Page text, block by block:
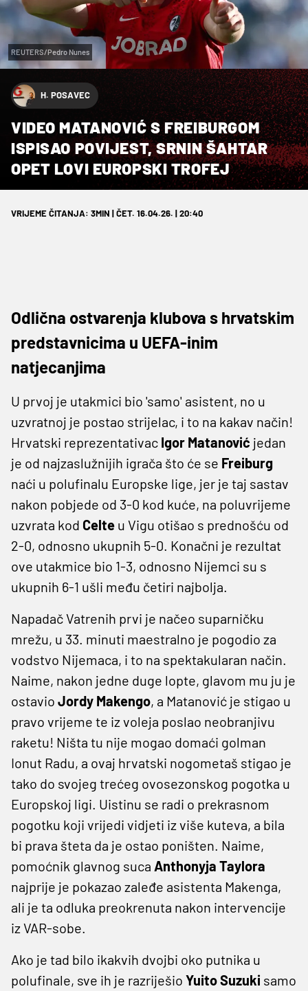
REUTERS/Pedro Nunes
H. POSAVEC
VIDEO MATANOVIĆ S FREIBURGOM
ISPISAO POVIJEST, SRNIN ŠAHTAR
OPET LOVI EUROPSKI TROFEJ
VRIJEME ČITANJA: 3MIN | ČET. 16.04.26. | 20:40
Odlična ostvarenja klubova s hrvatskim
predstavnicima u UEFA-inim
natjecanjima
U prvoj je utakmici bio 'samo' asistent, no u
uzvratnoj je postao strijelac, i to na kakav način!
Hrvatski reprezentativac Igor Matanović jedan
je od najzaslužnijih igrača što će se Freiburg
naći u polufinalu Europske lige, jer je taj sastav
nakon pobjede od 3-0 kod kuće, na poluvrijeme
uzvrata kod Celte u Vigu otišao s prednošću od
2-0, odnosno ukupnih 5-0. Konačni je rezultat
ove utakmice bio 1-3, odnosno Nijemci su s
ukupnih 6-1 ušli među četiri najbolja.
Napadač Vatrenih prvi je načeo suparničku
mrežu, u 33. minuti maestralno je pogodio za
vodstvo Nijemaca, i to na spektakularan način.
Naime, nakon jedne duge lopte, glavom mu ju je
ostavio Jordy Makengo, a Matanović je stigao u
pravo vrijeme te iz voleja poslao neobranjivu
raketu! Ništa tu nije mogao domaći golman
Ionut Radu, a ovaj hrvatski nogometaš stigao je
tako do svojeg trećeg ovosezonskog pogotka u
Europskoj ligi. Uistinu se radi o prekrasnom
pogotku koji vrijedi vidjeti iz više kuteva, a bila
bi prava šteta da je ostao poništen. Naime,
pomoćnik glavnog suca Anthonyja Taylora
najprije je pokazao zaleđe asistenta Makenga,
ali je ta odluka preokrenuta nakon intervencije
iz VAR-sobe.
Ako je tad bilo ikakvih dvojbi oko putnika u
polufinale, sve ih je razriješio Yuito Suzuki samo